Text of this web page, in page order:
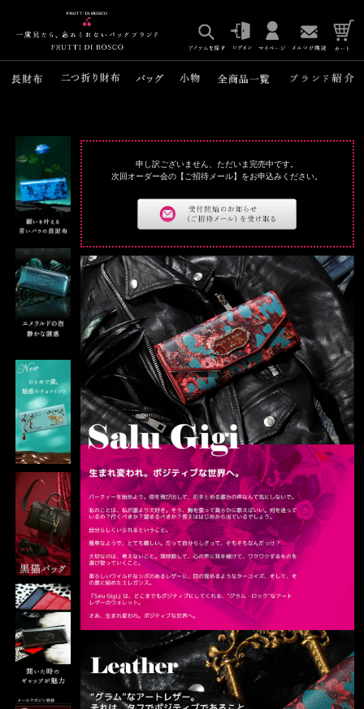
申し訳ございません、ただいま完売中です。
次回オーダー会の【ご招待メール】をお申込みください。